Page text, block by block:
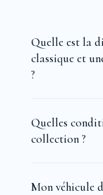
Quelle est la
classique et
?
Quelles
collection ?
Mon véhicule